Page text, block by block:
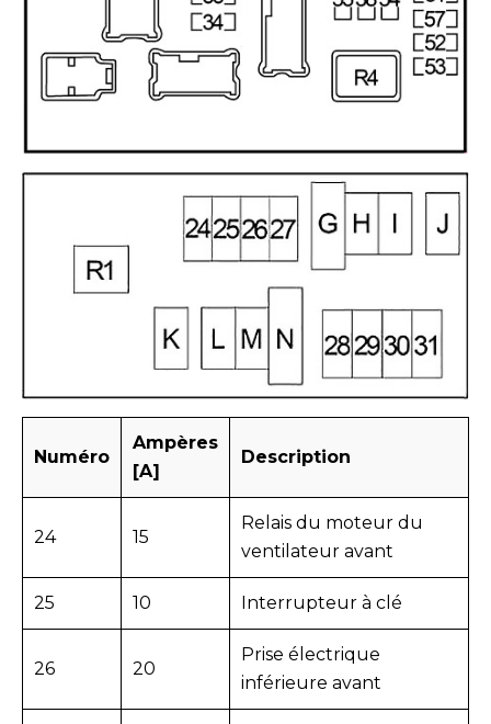
Numéro
Ampères
[A]
Description
24 15
Relais du moteur du
ventilateur avant
25 10 Interrupteur à clé
26 20
Prise électrique
inférieure avant